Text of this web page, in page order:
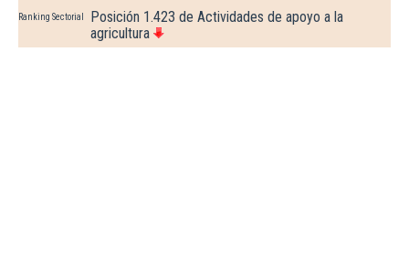
Ranking Sectorial
Posición 1.423 de Actividades de apoyo a la
agricultura